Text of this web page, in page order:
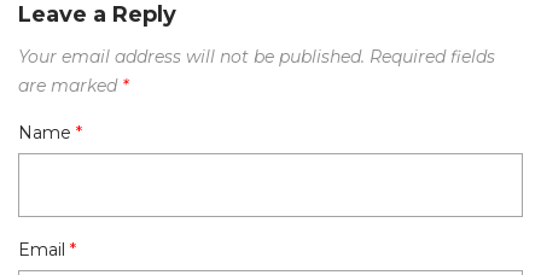
Leave a Reply
Your email address will not be published. Required fields
are marked *
Name *
Email *